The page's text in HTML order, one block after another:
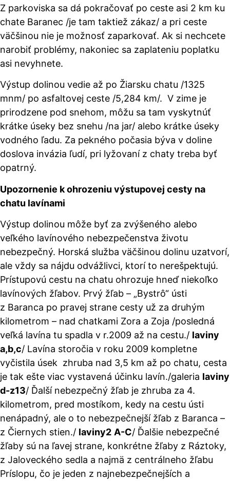
Z parkoviska sa dá pokračovať po ceste asi 2 km ku
chate Baranec /je tam taktiež zákaz/ a pri ceste
väčšinou nie je možnosť zaparkovať. Ak si nechcete
narobiť problémy, nakoniec sa zaplateniu poplatku
asi nevyhnete.
Výstup dolinou vedie až po Žiarsku chatu /1325
mnm/ po asfaltovej ceste /5,284 km/. V zime je
prirodzene pod snehom, môžu sa tam vyskytnúť
krátke úseky bez snehu /na jar/ alebo krátke úseky
vodného ľadu. Za pekného počasia býva v doline
doslova invázia ľudí, pri lyžovaní z chaty treba byť
opatrný.
Upozornenie k ohrozeniu výstupovej cesty na
chatu lavínami
Výstup dolinou môže byť za zvýšeného alebo
veľkého lavínového nebezpečenstva životu
nebezpečný. Horská služba väčšinou dolinu uzatvorí,
ale vždy sa nájdu odvážlivci, ktorí to nerešpektujú.
Prístupovú cestu na chatu ohrozuje hneď niekoľko
lavínových žľabov. Prvý žľab – „Bystrô“ ústi
z Baranca po pravej strane cesty už za druhým
kilometrom – nad chatkami Zora a Zoja /posledná
veľká lavína tu spadla v r.2009 až na cestu./ laviny
a,b,c/ Lavína storočia v roku 2009 kompletne
vyčistila úsek zhruba nad 3,5 km až po chatu, cesta
je tak ešte viac vystavená účinku lavín./galeria laviny
d-z13/ Ďalší nebezpečný žľab je zhruba za 4.
kilometrom, pred mostíkom, kedy na cestu ústi
nenápadný, ale o to nebezpečnejší žľab z Baranca –
z Čiernych stien./ laviny2 A-C/ Ďalšie nebezpečné
žľaby sú na ľavej strane, konkrétne žľaby z Ráztoky,
z Jaloveckého sedla a najmä z centrálneho žľabu
Príslopu, čo je jeden z najnebezpečnejších a